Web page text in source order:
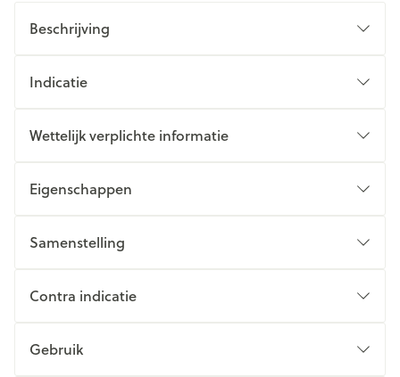
Beschrijving
Indicatie
Wettelijk verplichte informatie
Eigenschappen
Samenstelling
Contra indicatie
Gebruik